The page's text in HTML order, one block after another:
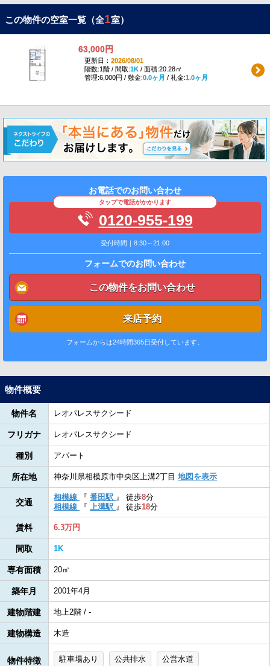
この物件の空室一覧（全1室）
63,000円
更新日： 2026/08/01
階数:1階 / 間取:1K/ 面積:20.28㎡
管理:6,000円 / 敷金:0.0ヶ月 / 礼金:1.0ヶ月
お電話でのお問い合わせ
タップで電話がかかります
0120-955-199
受付時間｜8:30～21:00
フォームでのお問い合わせ
この物件をお問い合わせ
来店予約
フォームからは24時間365日受付しています。
物件概要
物件名 レオパレスサクシード
フリガナ レオパレスサクシード
種別 アパート
所在地 神奈川県相模原市中央区上溝2丁目 地図を表示
交通
相模線 『 番田駅 』 徒歩8分
相模線
『 上溝駅 』 徒歩18分
賃料 6.3万円
間取 1K
専有面積 20㎡
築年月 2001年4月
建物階建 地上2階 / -
建物構造 木造
物件特徴 駐車場あり 公共排水 公営水道